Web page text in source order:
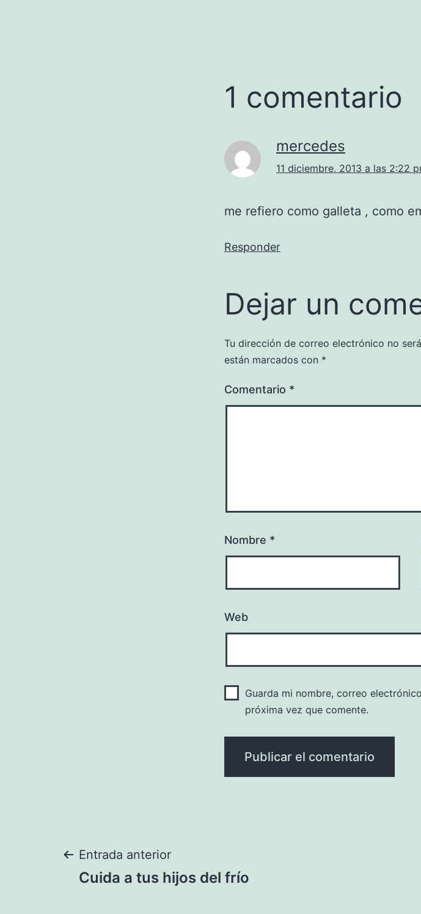
1 comentario
mercedes
11 diciembre, 2013 a las 2:22
me refiero como galleta , como
Responder
Dejar un
Tu dirección de correo electrónico no
están marcados con *
Comentario *
Nombre *
Web
Guarda mi nombre, correo
próxima vez que comente.
Navegación
Entrada anterior
Cuida a tus hijos del frío